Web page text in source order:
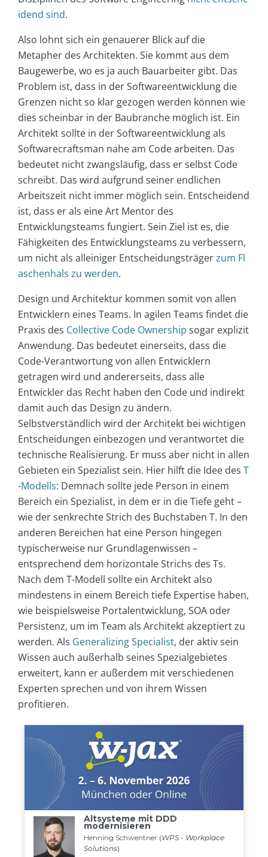
idend sind.
Also lohnt sich ein genauerer Blick auf die
Metapher des Architekten. Sie kommt aus dem
Baugewerbe, wo es ja auch Bauarbeiter gibt. Das
Problem ist, dass in der Softwareentwicklung die
Grenzen nicht so klar gezogen werden können wie
dies scheinbar in der Baubranche möglich ist. Ein
Architekt sollte in der Softwareentwicklung als
Softwarecraftsman nahe am Code arbeiten. Das
bedeutet nicht zwangsläufig, dass er selbst Code
schreibt. Das wird aufgrund seiner endlichen
Arbeitszeit nicht immer möglich sein. Entscheidend
ist, dass er als eine Art Mentor des
Entwicklungsteams fungiert. Sein Ziel ist es, die
Fähigkeiten des Entwicklungsteams zu verbessern,
um nicht als alleiniger Entscheidungsträgerzum Fl
aschenhals zu werden.
Design und Architektur kommen somit von allen
Entwicklern eines Teams. In agilen Teams findet die
Praxis des Collective Code Ownership sogar explizit
Anwendung. Das bedeutet einerseits, dass die
Code-Verantwortung von allen Entwicklern
getragen wird und andererseits, dass alle
Entwickler das Recht haben den Code und indirekt
damit auch das Design zu ändern.
Selbstverständlich wird der Architekt bei wichtigen
Entscheidungen einbezogen und verantwortet die
technische Realisierung. Er muss aber nicht in allen
Gebieten ein Spezialist sein. Hier hilft die Idee des T
-Modells: Demnach sollte jede Person in einem
Bereich ein Spezialist, in dem er in die Tiefe geht –
wie der senkrechte Strich des Buchstaben T. In den
anderen Bereichen hat eine Person hingegen
typischerweise nur Grundlagenwissen –
entsprechend dem horizontale Strichs des Ts.
Nach dem T-Modell sollte ein Architekt also
mindestens in einem Bereich tiefe Expertise haben,
wie beispielsweise Portalentwicklung, SOA oder
Persistenz, um im Team als Architekt akzeptiert zu
werden. Als Generalizing Specialist, der aktiv sein
Wissen auch außerhalb seines Spezialgebietes
erweitert, kann er außerdem mit verschiedenen
Experten sprechen und von ihrem Wissen
profitieren.